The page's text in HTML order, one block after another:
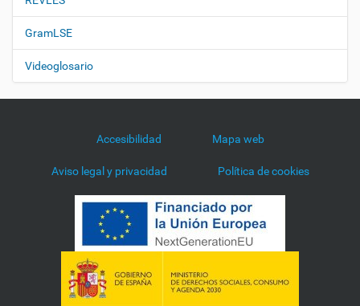
GramLSE
Videoglosario
Accesibilidad Mapa web
Aviso legal y privacidad Política de cookies